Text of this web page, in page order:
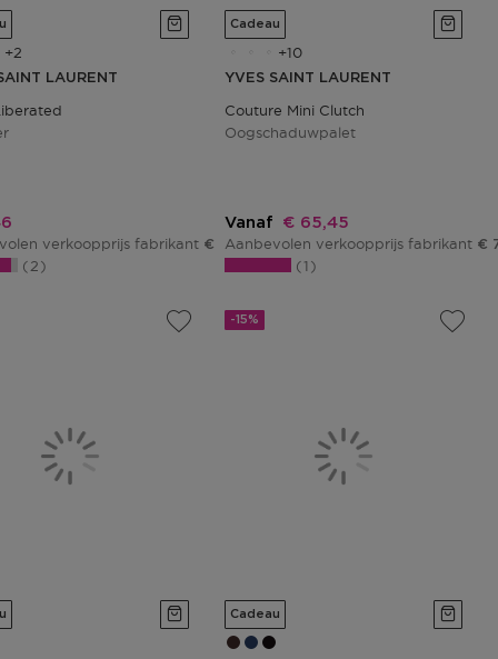
2
LAURENT
verkoopprijs fabrikant € 37,01
2
10
Cadeau
YVES SAINT LAURENT
Couture Mini Clutch
Oogschaduwpalet
Vanaf Kortingsprijs
€ 65,45
Aanbevolen verkoopprijs fabrikant €
1
-15%
Cadeau